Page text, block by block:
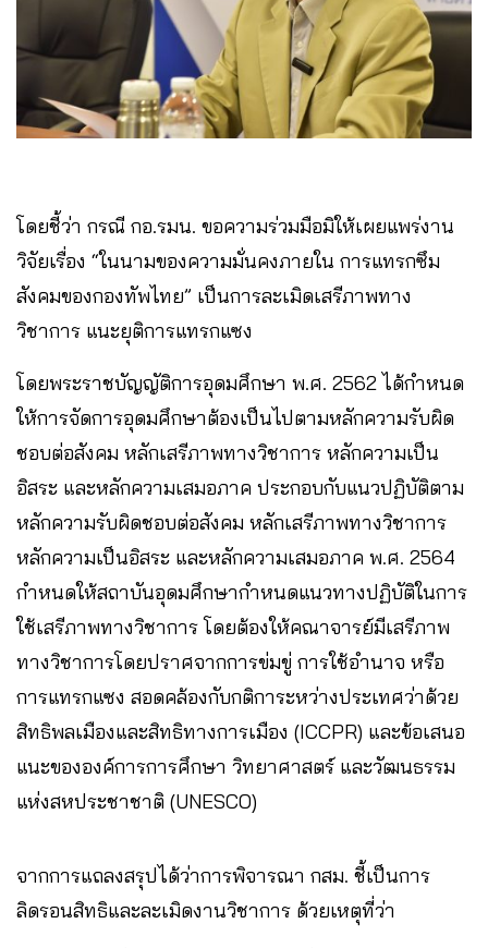
โดยชี้ว่า กรณี กอ.รมน. ขอความร่วมมือมิให้เผยแพร่งาน
วิจัยเรื่อง “ในนามของความมั่นคงภายใน การแทรกซึม
สังคมของกองทัพไทย” เป็นการละเมิดเสรีภาพทาง
วิชาการ แนะยุติการแทรกแซง
โดยพระราชบัญญัติการอุดมศึกษา พ.ศ. 2562 ได้กำหนด
ให้การจัดการอุดมศึกษาต้องเป็นไปตามหลักความรับผิด
ชอบต่อสังคม หลักเสรีภาพทางวิชาการ หลักความเป็น
อิสระ และหลักความเสมอภาค ประกอบกับแนวปฏิบัติตาม
หลักความรับผิดชอบต่อสังคม หลักเสรีภาพทางวิชาการ
หลักความเป็นอิสระ และหลักความเสมอภาค พ.ศ. 2564
กำหนดให้สถาบันอุดมศึกษากำหนดแนวทางปฏิบัติในการ
ใช้เสรีภาพทางวิชาการ โดยต้องให้คณาจารย์มีเสรีภาพ
ทางวิชาการโดยปราศจากการข่มขู่ การใช้อำนาจ หรือ
การแทรกแซง สอดคล้องกับกติการะหว่างประเทศว่าด้วย
สิทธิพลเมืองและสิทธิทางการเมือง (ICCPR) และข้อเสนอ
แนะขององค์การการศึกษา วิทยาศาสตร์ และวัฒนธรรม
แห่งสหประชาชาติ (UNESCO)
จากการแถลงสรุปได้ว่าการพิจารณา กสม. ชี้เป็นการ
ลิดรอนสิทธิและละเมิดงานวิชาการ ด้วยเหตุที่ว่า